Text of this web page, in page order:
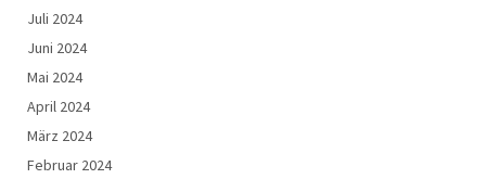
Juli 2024
Juni 2024
Mai 2024
April 2024
März 2024
Februar 2024